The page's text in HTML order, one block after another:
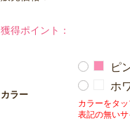
獲得ポイント：
カラー
ピ
ホ
カラーをタ
表記の無い